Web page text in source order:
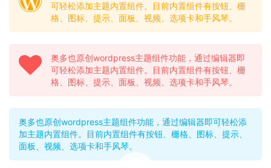
可轻松添加主题内置组件。目前内置组件有按钮、栅
格、图标、提示、面板、视频、选项卡和手风琴。
奥多也原创wordpress主题组件功能，通过编辑器即
可轻松添加主题内置组件。目前内置组件有按钮、栅
格、图标、提示、面板、视频、选项卡和手风琴。
奥多也原创wordpress主题组件功能，通过编辑器即可轻松添
加主题内置组件。目前内置组件有按钮、栅格、图标、提示、
面板、视频、选项卡和手风琴。
00:00 / 00:00